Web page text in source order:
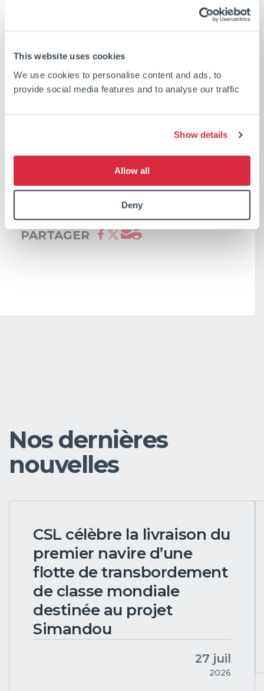
This website uses cookies
We use cookies to personalise content and ads, to
provide social media features and to analyse our traffic
Show details
Allow all
Deny
La santé et la sécurité des équipages et
employés sont ensemble la plus haute
priorité chez CSL. Grâce au programme
dans le but ultime d’atteindre zéro blessure.
PARTAGER
Nos dernières
nouvelles
CSL célèbre la livraison du
premier navire d’une
flotte de transbordement
de classe mondiale
destinée au projet
Simandou
27 juil
2026